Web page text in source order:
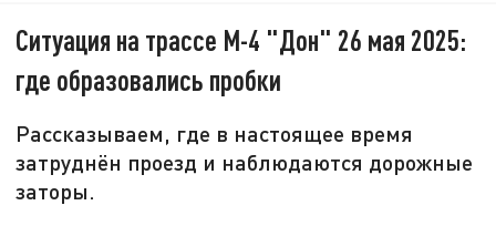
Ситуация на трассе М-4 "Дон" 26 мая 2025:
где образовались пробки
Рассказываем, где в настоящее время
затруднён проезд и наблюдаются дорожные
заторы.